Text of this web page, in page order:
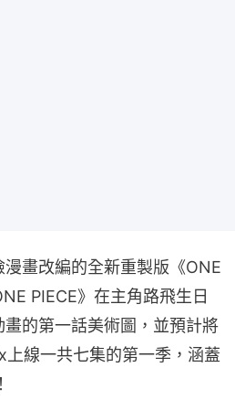
畫改編的全新重製版《ONE
PIECE》在主角路飛生日
的第一話美術圖，並預計將
線一共七集的第一季，涵蓋